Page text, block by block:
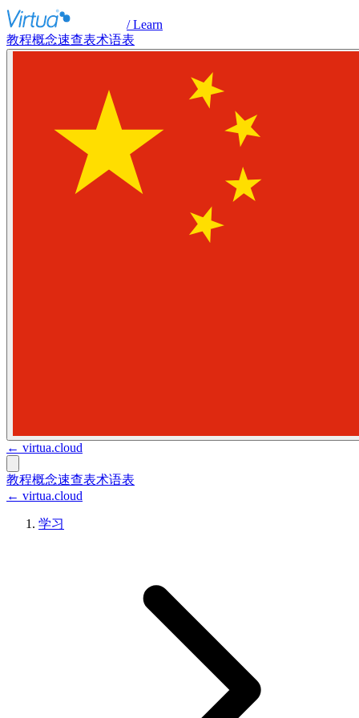
/ Learn
教程概念速查表术语表
← virtua.cloud
教程概念速查表术语表
← virtua.cloud
学习